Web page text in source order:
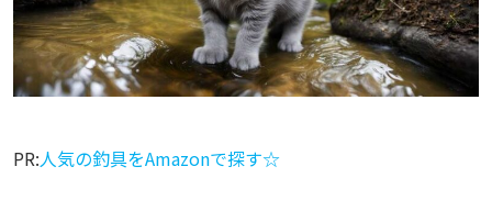
PR:人気の釣具をAmazonで探す☆